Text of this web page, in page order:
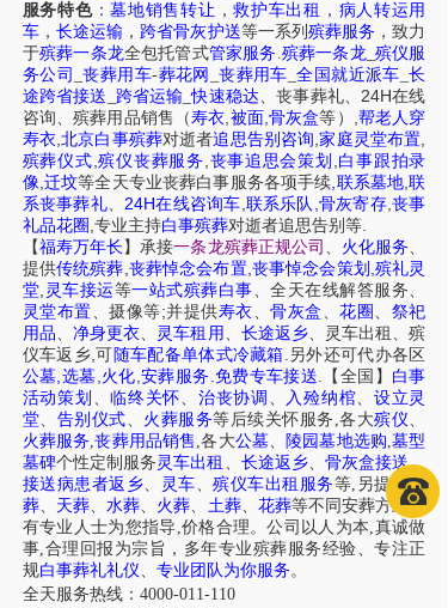
服务特色：墓地销售转让 ，救护车出租 ， 病人转运用
车， 长途运输 ，跨省骨灰护送等一系列 殡葬服务 ，致力
于殡葬一条龙全包托管式管家服务 .殡葬一条龙_ 殡仪服
务公司
_丧葬用车-葬花网 丧葬用车 全国就近派车 长
途跨省接送 跨省运输 _快速稳达、丧事葬礼、 24H在线
咨询、殡葬用品销售 （寿衣 被面, 骨灰盒等）
帮老人穿
寿衣 ,北京白事殡葬对逝者追思告别咨询 ,家庭灵堂布置
殡葬仪式 殡仪丧葬服务 丧事追思会策划 白事跟拍录
像 迁坟等全天专业丧葬白事服务各项手续 联系墓地 ,联
系丧事葬礼、24H在线咨询车 联系乐队 骨灰寄存, 丧事
礼品花圈 专业主持白事殡葬对逝者追思告别等.
【福寿万年长 】承接一条龙殡葬正规公司 、 火化服务、
提供传统殡葬 丧葬悼念会布置, 丧事悼念会策划 殡礼灵
堂 灵车接运等一站式殡葬白事、全天在线解答服务、
灵堂布置、摄像等;并提供寿衣、骨灰盒 、花圈 、 祭祀
用品、 净身更衣、 灵车租用 、 长途返乡、 灵车出租 、殡
仪车返乡 可 随车配备单体式冷藏箱 另外还可代办各区
公墓 选墓 火化 安葬服务 免费专车接送 【全国】 白事
活动策划 、临终关怀、 治丧协调 、 入殓纳棺、 设立灵
堂、 告别仪式、 火葬服务等后续关怀服务,各大殡仪、
火葬服务,丧葬用品销售,各大公墓、 陵园墓地选购,墓型
墓碑个性定制服务 灵车出租 、 长途返乡、 骨灰盒接送、
接送病患者返乡、 灵车、殡仪车出租服务等,另提供树
葬、 天葬、水葬、 火葬、 土葬、 花葬等不同安葬方式，
有专业人士为您指导,价格合理。公司以人为本,真诚做
事,合理回报为宗旨，多年专业殡葬服务经验、专注正
规白事葬礼礼仪、 专业团队为你服务。
全天服务热线：4000-011-110